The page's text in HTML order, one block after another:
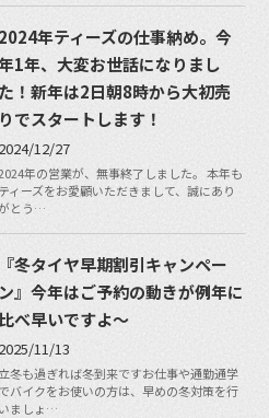
2024年ティーズの仕事納め。今
1年、大変お世話になりまし
た！新年は2日朝8時から大初売
りでスタートします！
2024/12/27
年の営業が、無事終了しました。 本年も
ティーズをお愛顧いただきまして、誠にあり
とう…
『冬タイヤ早期割引キャンペー
ン』今年はご予約の動きが例年に
比べ早いですよ〜
2025/11/13
立冬も過ぎれば冬到来ですお仕事や通勤通学
でバイクをお使いの方は、早めの冬対策を行
いましょ…